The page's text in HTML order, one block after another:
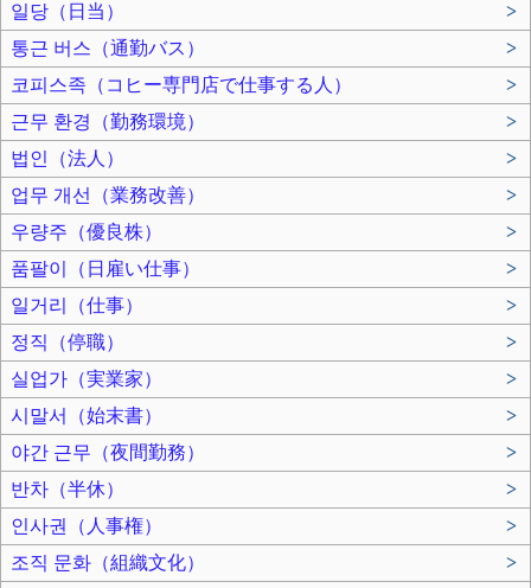
일당（日当）
>
통근 버스（通勤バス）
>
코피스족（コヒー専門店で仕事する人）
>
근무 환경（勤務環境）
>
법인（法人）
>
업무 개선（業務改善）
>
우량주（優良株）
>
품팔이（日雇い仕事）
>
일거리（仕事）
>
정직（停職）
>
실업가（実業家）
>
시말서（始末書）
>
야간 근무（夜間勤務）
>
반차（半休）
>
인사권（人事権）
>
조직 문화（組織文化）
>